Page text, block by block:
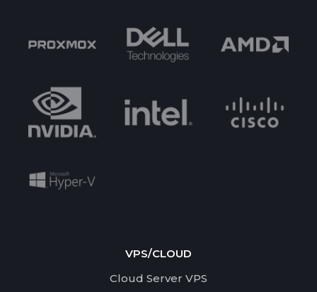
VPS/CLOUD
Cloud Server VPS